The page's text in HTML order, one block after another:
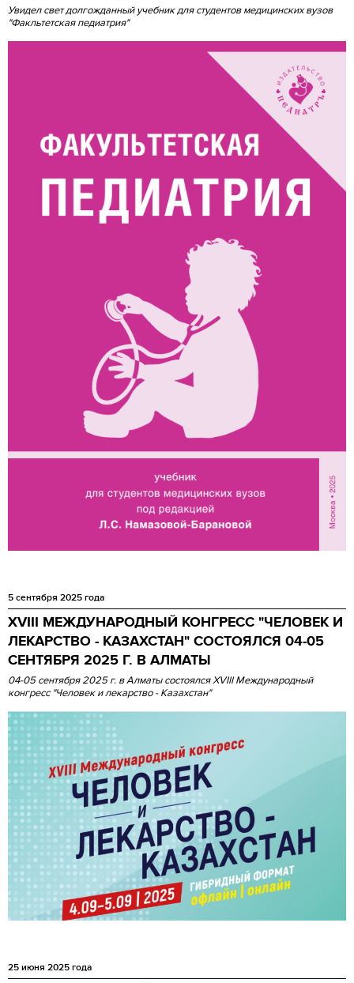
Увидел свет долгожданный учебник для студентов медицинских вузов
"Факльтетская педиатрия"
5 сентября 2025 года
XVIII МЕЖДУНАРОДНЫЙ КОНГРЕСС "ЧЕЛОВЕК И
ЛЕКАРСТВО - КАЗАХСТАН" СОСТОЯЛСЯ 04-05
СЕНТЯБРЯ 2025 Г. В АЛМАТЫ
04-05 сентября 2025 г. в Алматы состоялся XVIII Международный
конгресс "Человек и лекарство - Казахстан"
25 июня 2025 года